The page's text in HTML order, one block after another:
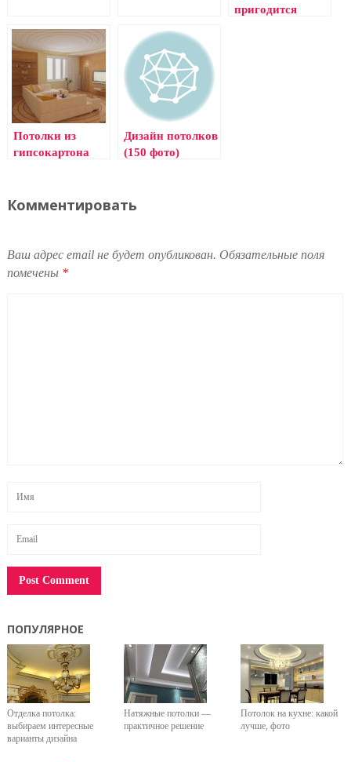
пригодится
Потолки из
гипсокартона
Дизайн потолков
(150 фото)
Комментировать
Ваш адрес email не будет опубликован. Обязательные поля
помечены *
ПОПУЛЯРНОЕ
Отделка потолка:
выбираем интересные
варианты дизайна
Натяжные потолки —
практичное решение
Потолок на кухне: какой
лучше, фото